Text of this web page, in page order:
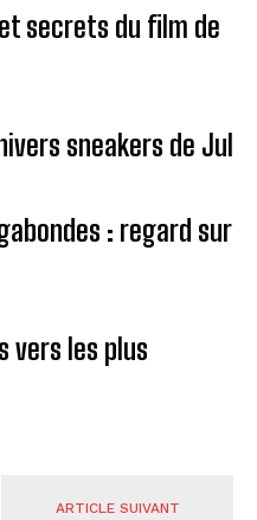
secrets du film de
sneakers de Jul
: regard sur
vers les plus
ARTICLE SUIVANT